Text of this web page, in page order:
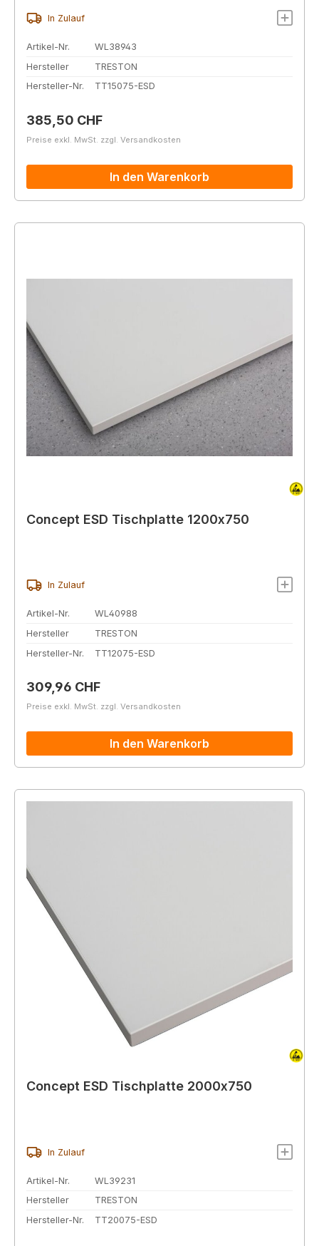
In Zulauf
Artikel-Nr.
WL38943
Hersteller
TRESTON
Hersteller-Nr.
TT15075-ESD
Regulärer Preis:
385,50 CHF
Preise exkl. MwSt. zzgl. Versandkosten
In den Warenkorb
Concept ESD Tischplatte 1200x750
In Zulauf
Artikel-Nr.
WL40988
Hersteller
TRESTON
Hersteller-Nr.
TT12075-ESD
Regulärer Preis:
309,96 CHF
Preise exkl. MwSt. zzgl. Versandkosten
In den Warenkorb
Concept ESD Tischplatte 2000x750
In Zulauf
Artikel-Nr.
WL39231
Hersteller
TRESTON
Hersteller-Nr.
TT20075-ESD